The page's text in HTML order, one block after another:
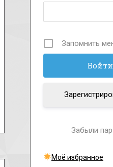
Запомнить
Забыли
Моё избранное